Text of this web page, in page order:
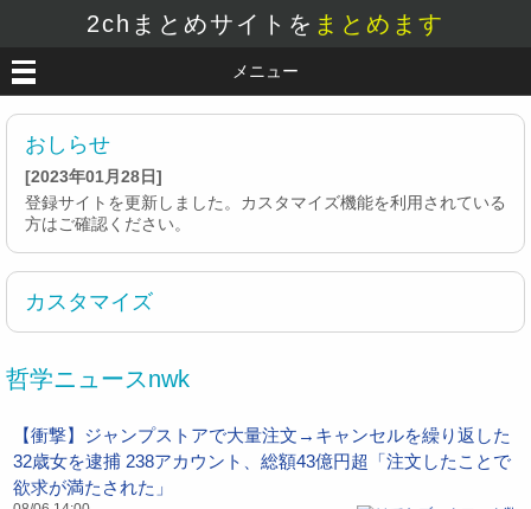
2chまとめサイトを まとめます
メニュー
おしらせ
[2023年01月28日]
登録サイトを更新しました。カスタマイズ機能を利用されている
方はご確認ください。
カスタマイズ
哲学ニュースnwk
【衝撃】ジャンプストアで大量注文→キャンセルを繰り返した
32歳女を逮捕 238アカウント、総額43億円超「注文したことで
欲求が満たされた」